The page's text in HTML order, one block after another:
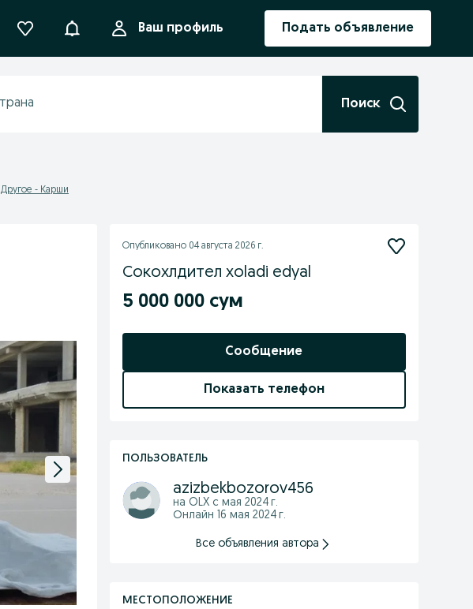
УведомленияВаш профиль Подать объявление
Поиск
Другое - Карши
Опубликовано 04 августа 2026 г.
Сокохлдител xoladi edyal
5 000 000 сум
Сообщение
Показать телефон
ПОЛЬЗОВАТЕЛЬ
azizbekbozorov456
на OLX с мая 2024 г.
Онлайн 16 мая 2024 г.
Все объявления автора
МЕСТОПОЛОЖЕНИЕ